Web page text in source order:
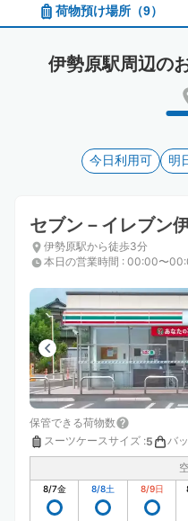
and
a
date.
the
keyboard
shortcuts
for
changing
dates.
and
a
date.
mark
key
the
shortcuts
for
changing
dates.
荷物預け場所 （9）
伊勢原駅周辺の
今日利用可 明
セブン－イレブン
伊勢原駅から徒歩3分
本日の営業時間 : 00:00〜
保管できる荷物数
スーツケースサイズ :5 バ
8/7金 8/8土 8/9日